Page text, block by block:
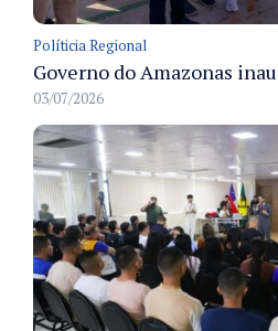
Políticia Regional
03/07/2026